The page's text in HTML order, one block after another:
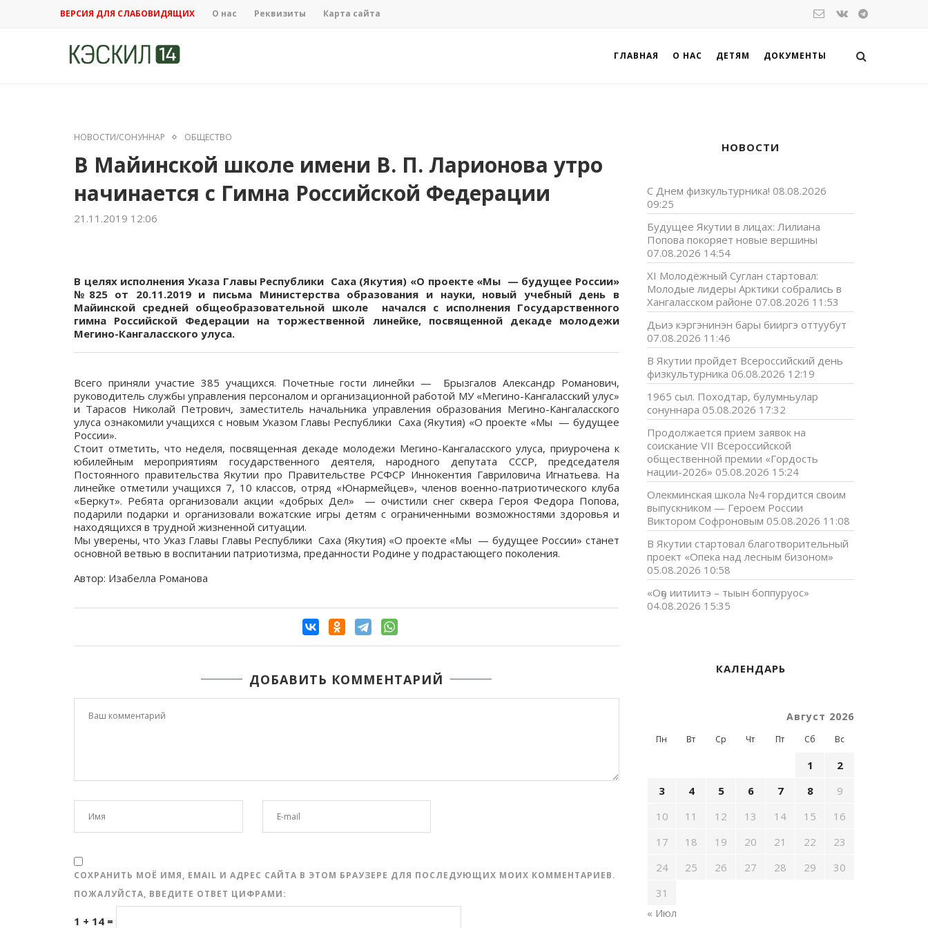
ВЕРСИЯ ДЛЯ СЛАБОВИДЯЩИХ О нас Реквизиты Карта сайта
ГЛАВНАЯ О НАС ДЕТЯМ ДОКУМЕНТЫ
НОВОСТИ/СОНУННАР ОБЩЕСТВО
В Майинской школе имени В. П. Ларионова утро
начинается с Гимна Российской Федерации
21.11.2019 12:06
В целях исполнения Указа Главы Республики Саха (Якутия) «О проекте «Мы — будущее России»
№825 от 20.11.2019 и письма Министерства образования и науки, новый учебный день в
Майинской средней общеобразовательной школе начался с исполнения Государственного
гимна Российской Федерации на торжественной линейке, посвященной декаде молодежи
Мегино-Кангаласского улуса.
Всего приняли участие 385 учащихся. Почетные гости линейки — Брызгалов Александр Романович,
руководитель службы управления персоналом и организационной работой МУ «Мегино-Кангаласский улус»
и Тарасов Николай Петрович, заместитель начальника управления образования Мегино-Кангаласского
улуса ознакомили учащихся с новым Указом Главы Республики Саха (Якутия) «О проекте «Мы — будущее
России».
Стоит отметить, что неделя, посвященная декаде молодежи Мегино-Кангаласского улуса, приурочена к
юбилейным мероприятиям государственного деятеля, народного депутата СССР, председателя
Постоянного правительства Якутии про Правительстве РСФСР Иннокентия Гавриловича Игнатьева. На
линейке отметили учащихся 7, 10 классов, отряд «Юнармейцев», членов военно-патриотического клуба
«Беркут». Ребята организовали акции «добрых Дел» — очистили снег сквера Героя Федора Попова,
подарили подарки и организовали вожатские игры детям с ограниченными возможностями здоровья и
находящихся в трудной жизненной ситуации.
Мы уверены, что Указ Главы Главы Республики Саха (Якутия) «О проекте «Мы — будущее России» станет
основной ветвью в воспитании патриотизма, преданности Родине у подрастающего поколения.
Автор: Изабелла Романова
ДОБАВИТЬ КОММЕНТАРИЙ
СОХРАНИТЬ МОЁ ИМЯ, EMAIL И АДРЕС САЙТА В ЭТОМ БРАУЗЕРЕ ДЛЯ ПОСЛЕДУЮЩИХ МОИХ КОММЕНТАРИЕВ.
ПОЖАЛУЙСТА, ВВЕДИТЕ ОТВЕТ ЦИФРАМИ:
1 + 14 =
НОВОСТИ
С Днем физкультурника! 08.08.2026
09:25
Будущее Якутии в лицах: Лилиана
Попова покоряет новые вершины
07.08.2026 14:54
XI Молодёжный Суглан стартовал:
Молодые лидеры Арктики собрались в
Хангаласском районе 07.08.2026 11:53
Дьиэ кэргэнинэн бары бииргэ оттуубут
07.08.2026 11:46
В Якутии пройдет Всероссийский день
физкультурника 06.08.2026 12:19
1965 сыл. Походтар, булумньулар
сонуннара 05.08.2026 17:32
Продолжается прием заявок на
соискание VII Всероссийской
общественной премии «Гордость
нации-2026» 05.08.2026 15:24
Олекминская школа №4 гордится своим
выпускником — Героем России
Виктором Софроновым 05.08.2026 11:08
В Якутии стартовал благотворительный
проект «Опека над лесным бизоном»
05.08.2026 10:58
«Оҕо иитиитэ – тыын боппуруос»
04.08.2026 15:35
КАЛЕНДАРЬ
Август 2026
Пн Вт Ср Чт Пт Сб Вс
1
2
3
4 5 6 7 8
9
10
11 12 13 14 15
16
17
18 19 20 21 22
23
24
25 26 27 28 29
30
31
« Июл